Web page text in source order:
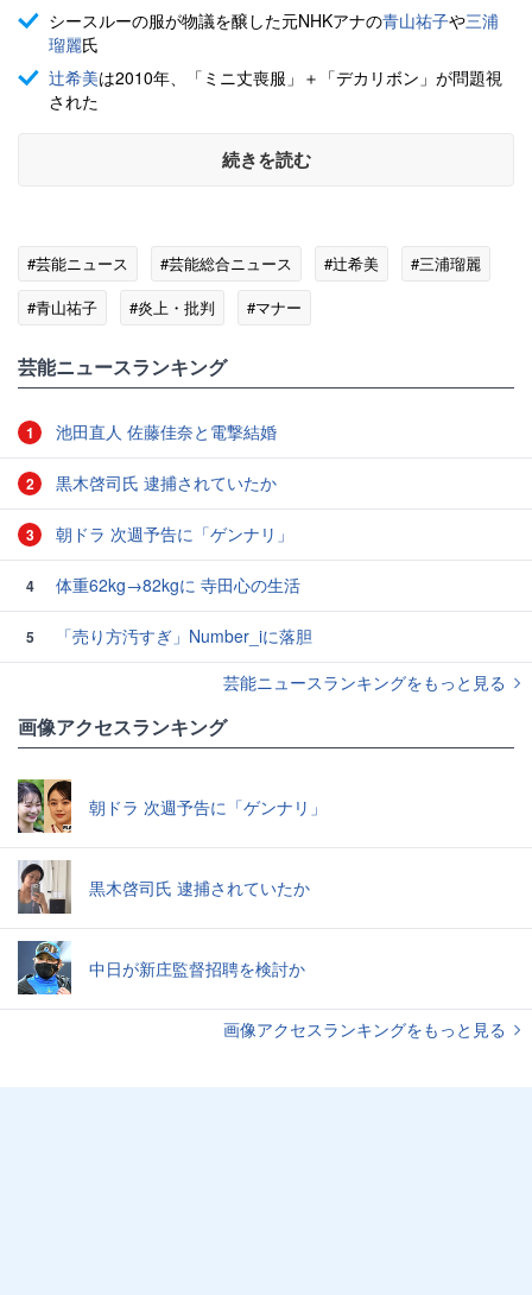
シースルーの服が物議を醸した元NHKアナの青山祐子や三浦
瑠麗氏
辻希美は2010年、「ミニ丈喪服」＋「デカリボン」が問題視
された
続きを読む
#芸能ニュース #芸能総合ニュース #辻希美
#三浦瑠麗
#青山祐子
#炎上・批判
#マナー
芸能ニュースランキング
1 池田直人 佐藤佳奈と電撃結婚
2 黒木啓司氏 逮捕されていたか
3 朝ドラ 次週予告に「ゲンナリ」
4 体重62kg→82kgに 寺田心の生活
5
「売り方汚すぎ」Number_iに落胆
芸能ニュースランキングをもっと見る
画像アクセスランキング
朝ドラ 次週予告に「ゲンナリ」
黒木啓司氏 逮捕されていたか
中日が新庄監督招聘を検討か
画像アクセスランキングをもっと見る